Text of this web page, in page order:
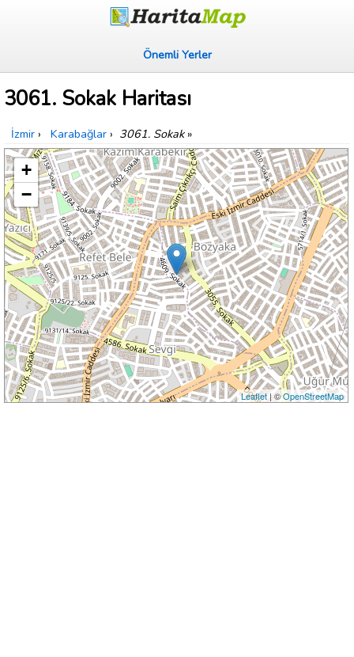
Önemli Yerler
3061. Sokak Haritası
İzmir › Karabağlar › 3061. Sokak»
+
−
Leaflet| ©OpenStreetMap